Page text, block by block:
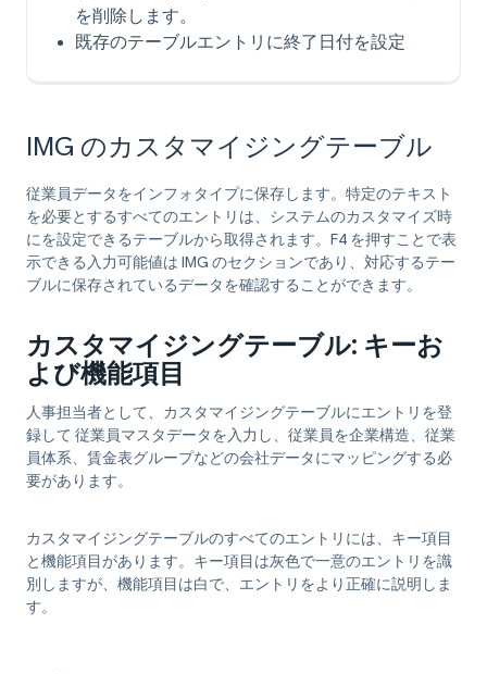
を削除します。
既存のテーブルエントリに終了日付を設定
IMG のカスタマイジングテーブル
従業員データをインフォタイプに保存します。特定のテキスト
を必要とするすべてのエントリは、システムのカスタマイズ時
にを設定できるテーブルから取得されます。F4 を押すことで表
示できる入力可能値は IMG のセクションであり、対応するテー
ブルに保存されているデータを確認することができます。
カスタマイジングテーブル: キーお
よび機能項目
人事担当者として、カスタマイジングテーブルにエントリを登
録して 従業員マスタデータを入力し、従業員を企業構造、従業
員体系、賃金表グループなどの会社データにマッピングする必
要があります。
カスタマイジングテーブルのすべてのエントリには、 キー項目
と機能項目があります。キー項目は灰色で一意のエントリを識
別しますが、機能項目は白で、エントリをより正確に説明しま
す。